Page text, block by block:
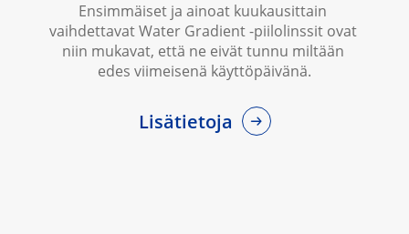
Ensimmäiset ja ainoat kuukausittain
vaihdettavat Water Gradient -piilolinssit ovat
niin mukavat, että ne eivät tunnu miltään
edes viimeisenä käyttöpäivänä.
Lisätietoja